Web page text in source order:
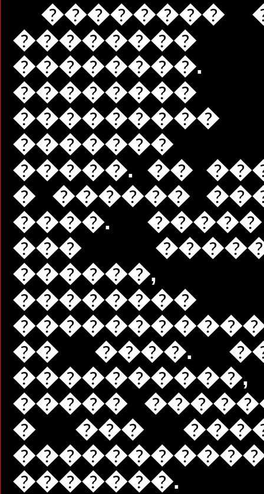
��������
��������
��������
�������
�����. ��
� ������
����.
���
������,
��������
�� ����.
�����
� ���
�������.